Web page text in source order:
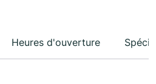
Heures d'ouverture